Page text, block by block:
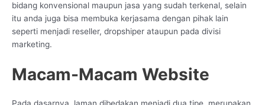
bidang konvensional maupun jasa yang sudah terkenal, selain
itu anda juga bisa membuka kerjasama dengan pihak lain
seperti menjadi reseller, dropshiper ataupun pada divisi
marketing.
Macam-Macam Website